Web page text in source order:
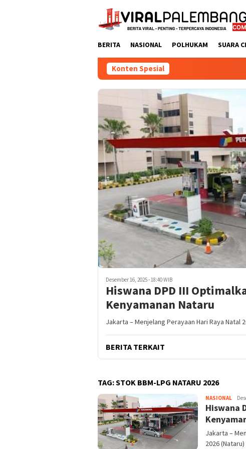
BERITA NASIONAL POLHUKAM SUARA
Konten Spesial
Desember 16, 2025 - 18:40 WIB
Hiswana DPD III
Kenyamanan Nataru
Jakarta – Menjelang Perayaan Hari Raya Natal
BERITA TERKAIT
TAG:STOK BBM-LPG NATARU 2026
NASIONAL
Hiswana
Jakarta –
2026